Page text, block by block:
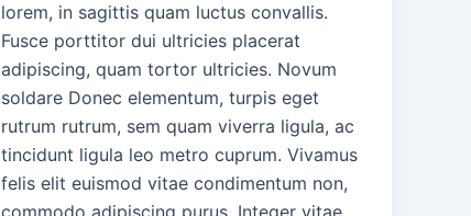
lorem, in sagittis quam luctus convallis.
Fusce porttitor dui ultricies placerat
adipiscing, quam tortor ultricies. Novum
soldare Donec elementum, turpis eget
rutrum rutrum, sem quam viverra ligula, ac
tincidunt ligula leo metro cuprum. Vivamus
felis elit euismod vitae condimentum non,